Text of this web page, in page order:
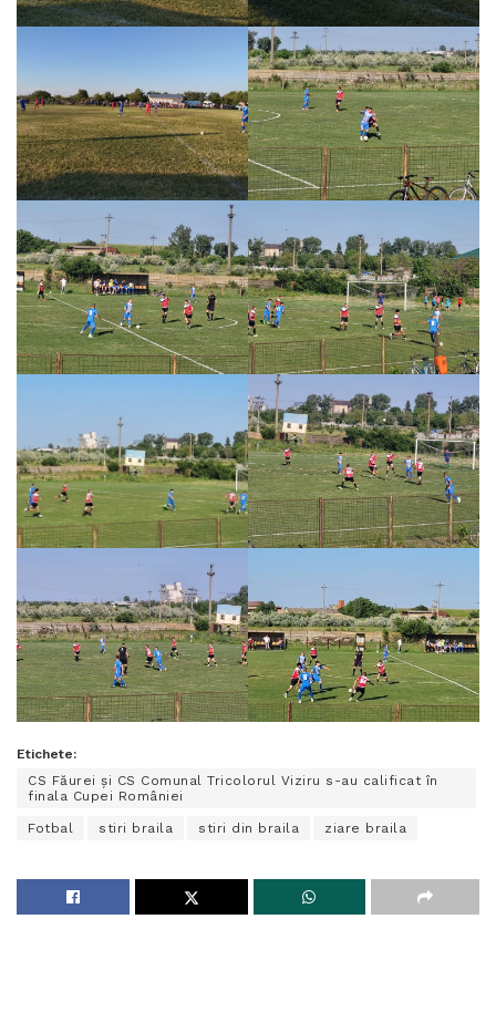
Etichete:
CS Făurei și CS Comunal Tricolorul Viziru s-au calificat în
finala Cupei României
Fotbal stiri braila stiri din braila ziare braila